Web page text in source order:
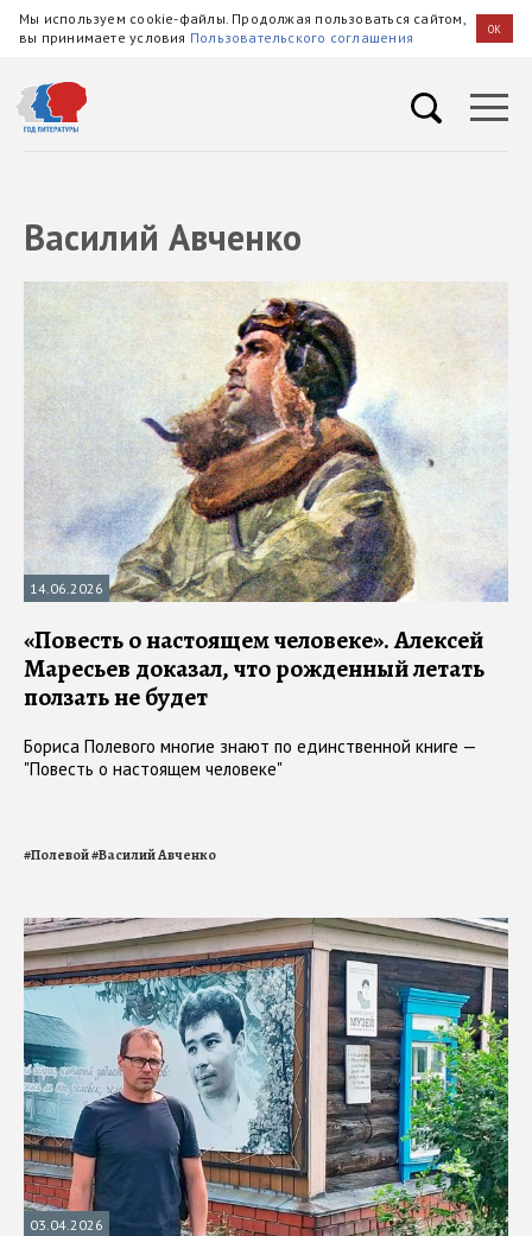
Мы используем cookie-файлы. Продолжая пользоваться сайтом,
вы принимаете условия Пользовательского соглашения OK
Василий Авченко
14.06.2026
«Повесть о настоящем человеке». Алексей
Маресьев доказал, что рожденный летать
ползать не будет
Бориса Полевого многие знают по единственной книге —
"Повесть о настоящем человеке"
#Полевой#Василий Авченко
03.04.2026